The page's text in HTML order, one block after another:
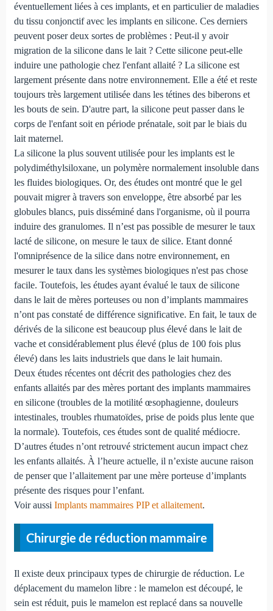
éventuellement liées à ces implants, et en particulier de maladies
du tissu conjonctif avec les implants en silicone. Ces derniers
peuvent poser deux sortes de problèmes : Peut-il y avoir
migration de la silicone dans le lait ? Cette silicone peut-elle
induire une pathologie chez l'enfant allaité ? La silicone est
largement présente dans notre environnement. Elle a été et reste
toujours très largement utilisée dans les tétines des biberons et
les bouts de sein. D'autre part, la silicone peut passer dans le
corps de l'enfant soit en période prénatale, soit par le biais du
lait maternel.
La silicone la plus souvent utilisée pour les implants est le
polydiméthylsiloxane, un polymère normalement insoluble dans
les fluides biologiques. Or, des études ont montré que le gel
pouvait migrer à travers son enveloppe, être absorbé par les
globules blancs, puis disséminé dans l'organisme, où il pourra
induire des granulomes. Il n’est pas possible de mesurer le taux
lacté de silicone, on mesure le taux de silice. Etant donné
l'omniprésence de la silice dans notre environnement, en
mesurer le taux dans les systèmes biologiques n'est pas chose
facile. Toutefois, les études ayant évalué le taux de silicone
dans le lait de mères porteuses ou non d’implants mammaires
n’ont pas constaté de différence significative. En fait, le taux de
dérivés de la silicone est beaucoup plus élevé dans le lait de
vache et considérablement plus élevé (plus de 100 fois plus
élevé) dans les laits industriels que dans le lait humain.
Deux études récentes ont décrit des pathologies chez des
enfants allaités par des mères portant des implants mammaires
en silicone (troubles de la motilité œsophagienne, douleurs
intestinales, troubles rhumatoïdes, prise de poids plus lente que
la normale). Toutefois, ces études sont de qualité médiocre.
D’autres études n’ont retrouvé strictement aucun impact chez
les enfants allaités. À l’heure actuelle, il n’existe aucune raison
de penser que l’allaitement par une mère porteuse d’implants
présente des risques pour l’enfant.
Voir aussi Implants mammaires PIP et allaitement.
Chirurgie de réduction mammaire
Il existe deux principaux types de chirurgie de réduction. Le
déplacement du mamelon libre : le mamelon est découpé, le
sein est réduit, puis le mamelon est replacé dans sa nouvelle